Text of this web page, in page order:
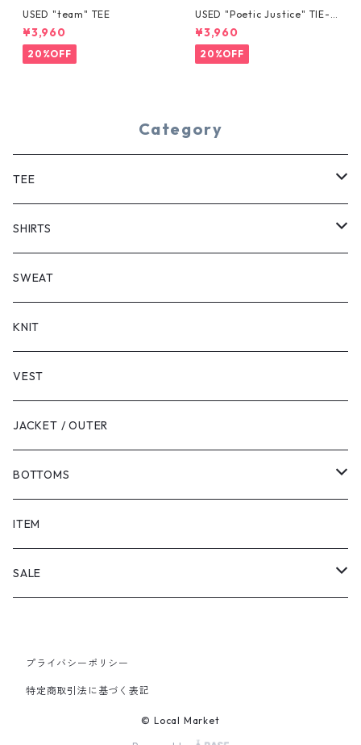
USED "team" TEE
¥3,960
20%OFF
USED "Poetic Justice" TIE-D
YE TEE
¥3,960
20%OFF
Category
TEE
SHORT SLEEVE
LONG SLEEVE
SHIRTS
SHORT SLEEVE
LONG SLEEVE
SWEAT
KNIT
VEST
JACKET / OUTER
BOTTOMS
SHORTS
PANTS
ITEM
SALE
PANTS
プライバシーポリシー
特定商取引法に基づく表記
© Local Market